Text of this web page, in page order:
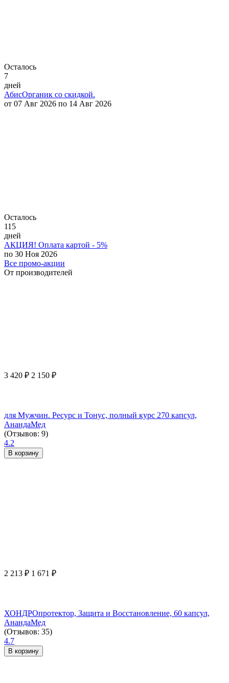
Осталось
7
дней
АбисОрганик со скидкой.
от 07 Авг 2026 по 14 Авг 2026
Осталось
115
дней
АКЦИЯ! Оплата картой - 5%
по 30 Ноя 2026
Все промо-акции
От производителей
3 420 ₽ 2 150 ₽
для Мужчин. Ресурс и Тонус, полный курс 270 капсул,
АнандаМед
(Отзывов: 9)
4.2
В корзину
2 213 ₽ 1 671 ₽
ХОНДРОпротектор, Защита и Восстановление, 60 капсул,
АнандаМед
(Отзывов: 35)
4.7
В корзину